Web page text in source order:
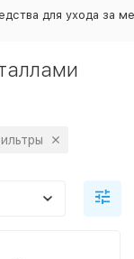
для ухода за